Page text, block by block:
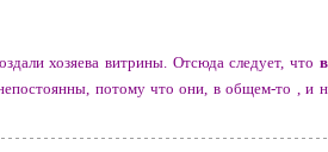
хозяева витрины. Отсюда следует, что
потому что они, в общем-то , и